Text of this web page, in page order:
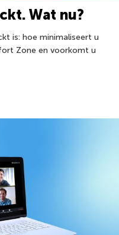
Wat nu?
is: hoe minimaliseert u
Zone en voorkomt u